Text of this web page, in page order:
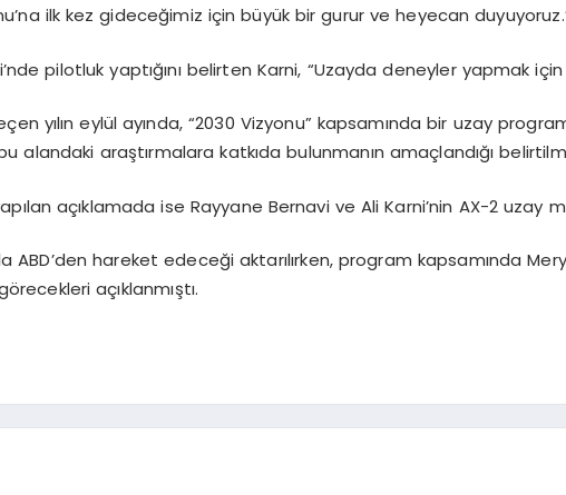
ilk kez gideceğimiz için büyük bir gurur ve heyecan
pilotluk yaptığını belirten Karni, “Uzayda deneyler yapmak için
yılın eylül ayında, “2030 Vizyonu” kapsamında bir uzay
araştırmalara katkıda bulunmanın amaçlandığı
açıklamada ise Rayyane Bernavi ve Ali Karni’nin AX-2 uzay
ABD’den hareket edeceği aktarılırken, program kapsamında
açıklanmıştı.